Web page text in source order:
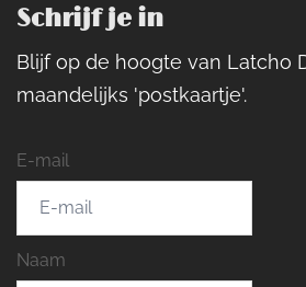
Schrijf je in
Blijf op de hoogte van Latcho
maandelijks 'postkaartje'.
E-mail
Naam